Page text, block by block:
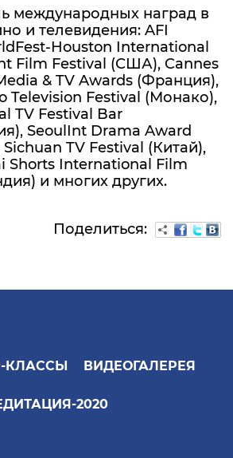
международных наград в
и телевидения: AFI
Houston International
Film Festival (США), Cannes
& TV Awards (Франция),
Television Festival (Монако),
TV Festival Bar
SeoulInt Drama Award
TV Festival (Китай),
Shorts International Film
и многих других.
Поделиться:
КЛАССЫ ВИДЕОГАЛЕРЕЯ
2020